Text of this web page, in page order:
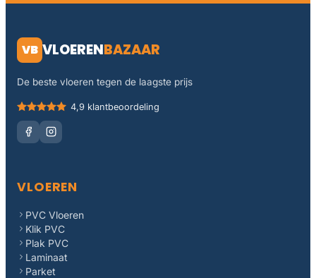
VB VLOERENBAZAAR
De beste vloeren tegen de laagste prijs
4,9 klantbeoordeling
VLOEREN
PVC Vloeren
Klik PVC
Plak PVC
Laminaat
Parket